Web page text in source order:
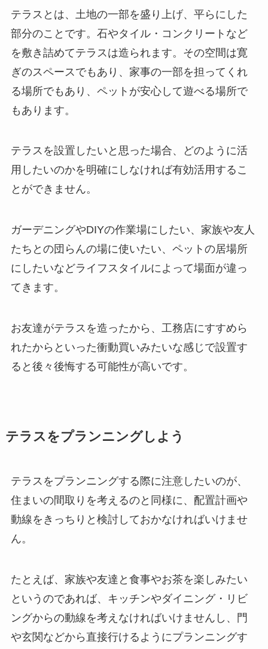
テラスとは、土地の一部を盛り上げ、平らにした
部分のことです。石やタイル・コンクリートなど
を敷き詰めてテラスは造られます。その空間は寛
ぎのスペースでもあり、家事の一部を担ってくれ
る場所でもあり、ペットが安心して遊べる場所で
もあります。
テラスを設置したいと思った場合、どのように活
用したいのかを明確にしなければ有効活用するこ
とができません。
ガーデニングやDIYの作業場にしたい、家族や友人
たちとの団らんの場に使いたい、ペットの居場所
にしたいなどライフスタイルによって場面が違っ
てきます。
お友達がテラスを造ったから、工務店にすすめら
れたからといった衝動買いみたいな感じで設置す
ると後々後悔する可能性が高いです。
テラスをプランニングしよう
テラスをプランニングする際に注意したいのが、
住まいの間取りを考えるのと同様に、配置計画や
動線をきっちりと検討しておかなければいけませ
ん。
たとえば、家族や友達と食事やお茶を楽しみたい
というのであれば、キッチンやダイニング・リビ
ングからの動線を考えなければいけませんし、門
や玄関などから直接行けるようにプランニングす